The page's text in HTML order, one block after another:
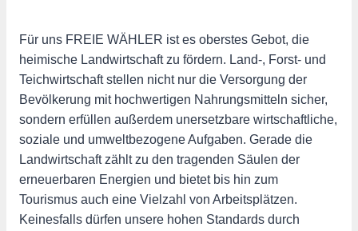
Für uns FREIE WÄHLER ist es oberstes Gebot, die
heimische Landwirtschaft zu fördern. Land-, Forst- und
Teichwirtschaft stellen nicht nur die Versorgung der
Bevölkerung mit hochwertigen Nahrungsmitteln sicher,
sondern erfüllen außerdem unersetzbare wirtschaftliche,
soziale und umweltbezogene Aufgaben. Gerade die
Landwirtschaft zählt zu den tragenden Säulen der
erneuerbaren Energien und bietet bis hin zum
Tourismus auch eine Vielzahl von Arbeitsplätzen.
Keinesfalls dürfen unsere hohen Standards durch